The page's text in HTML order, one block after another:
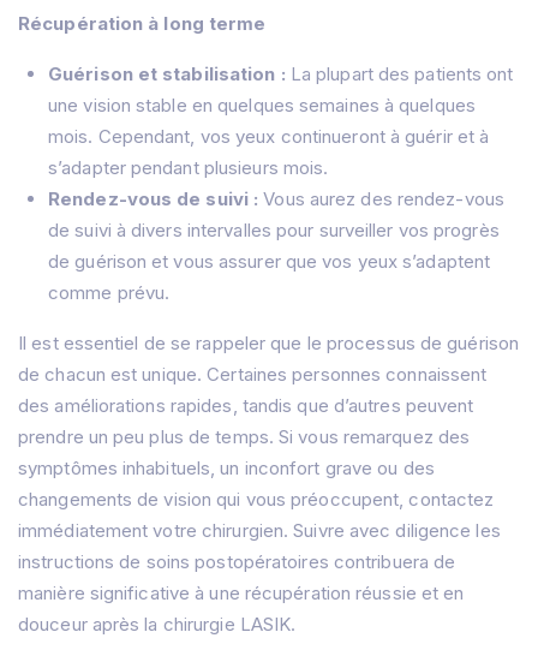
Récupération à long terme
Guérison et stabilisation : La plupart des patients ont
une vision stable en quelques semaines à quelques
mois. Cependant, vos yeux continueront à guérir et à
s’adapter pendant plusieurs mois.
Rendez-vous de suivi : Vous aurez des rendez-vous
de suivi à divers intervalles pour surveiller vos progrès
de guérison et vous assurer que vos yeux s’adaptent
comme prévu.
Il est essentiel de se rappeler que le processus de guérison
de chacun est unique. Certaines personnes connaissent
des améliorations rapides, tandis que d’autres peuvent
prendre un peu plus de temps. Si vous remarquez des
symptômes inhabituels, un inconfort grave ou des
changements de vision qui vous préoccupent, contactez
immédiatement votre chirurgien. Suivre avec diligence les
instructions de soins postopératoires contribuera de
manière significative à une récupération réussie et en
douceur après la chirurgie LASIK.